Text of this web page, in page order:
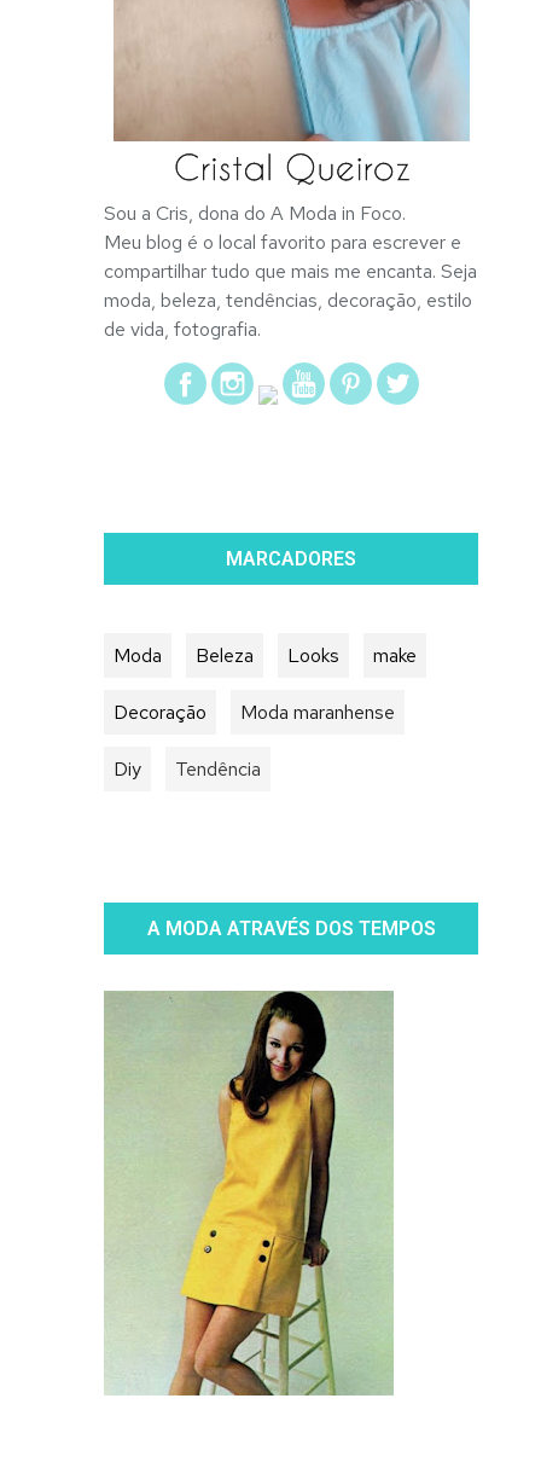
Sou a Cris, dona do A Moda in Foco.
Meu blog é o local favorito para escrever e
compartilhar tudo que mais me encanta. Seja
moda, beleza, tendências, decoração, estilo
de vida, fotografia.
MARCADORES
Moda Beleza Looks make
Decoração Moda maranhense
Diy Tendência
A MODA ATRAVÉS DOS TEMPOS